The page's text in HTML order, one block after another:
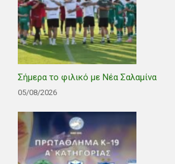
Σήμερα το φιλικό με Νέα Σαλαμίνα
05/08/2026